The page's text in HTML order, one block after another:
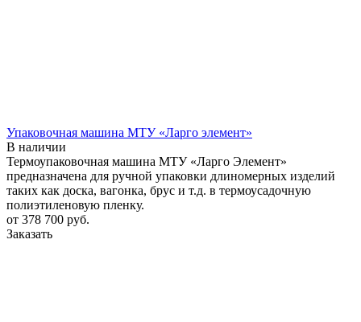
Упаковочная машина МТУ «Ларго элемент»
В наличии
Термоупаковочная машина МТУ «Ларго Элемент»
предназначена для ручной упаковки длиномерных изделий
таких как доска, вагонка, брус и т.д. в термоусадочную
полиэтиленовую пленку.
от 378 700 руб.
Заказать